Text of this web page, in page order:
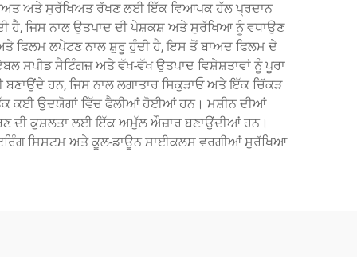
ਅਤੇ ਸੁਰੱਖਿਅਤ ਰੱਖਣ ਲਈ ਇੱਕ ਵਿਆਪਕ ਹੱਲ ਪ੍ਰਦਾਨ
ਹੈ, ਜਿਸ ਨਾਲ ਉਤਪਾਦ ਦੀ ਪੇਸ਼ਕਸ਼ ਅਤੇ ਸੁਰੱਖਿਆ ਨੂੰ ਵਧਾਉਣ
ਫਿਲਮ ਲਪੇਟਣ ਨਾਲ ਸ਼ੁਰੂ ਹੁੰਦੀ ਹੈ, ਇਸ ਤੋਂ ਬਾਅਦ ਫਿਲਮ ਦੇ
ਸਪੀਡ ਸੈਟਿੰਗਜ਼ ਅਤੇ ਵੱਖ-ਵੱਖ ਉਤਪਾਦ ਵਿਸ਼ੇਸ਼ਤਾਵਾਂ ਨੂੰ ਪੂਰਾ
ਹਨ, ਜਿਸ ਨਾਲ ਲਗਾਤਾਰ ਸਿਕੁੜਾਓ ਅਤੇ ਇੱਕ ਚਿੱਕੜ
ਤੱਕ ਕਈ ਉਦਯੋਗਾਂ ਵਿੱਚ ਫੈਲੀਆਂ ਹੋਈਆਂ ਹਨ। ਮਸ਼ੀਨ ਦੀਆਂ
ਦੀ ਕੁਸ਼ਲਤਾ ਲਈ ਇੱਕ ਅਮੁੱਲ ਔਜ਼ਾਰ ਬਣਾਉਂਦੀਆਂ ਹਨ।
ਸਿਸਟਮ ਅਤੇ ਕੂਲ-ਡਾਊਨ ਸਾਈਕਲਸ ਵਰਗੀਆਂ ਸੁਰੱਖਿਆ